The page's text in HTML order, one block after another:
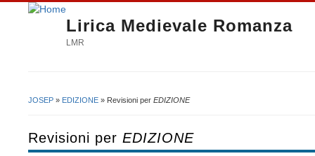
Lirica Medievale Romanza
LMR
JOSEP » EDIZIONE » Revisioni per EDIZIONE
Revisioni per EDIZIONE